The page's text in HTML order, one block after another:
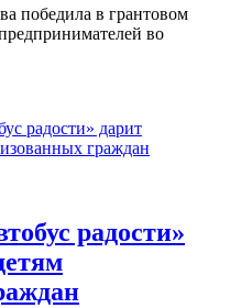
победила в грантовом
во
радости»